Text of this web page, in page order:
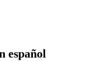
español